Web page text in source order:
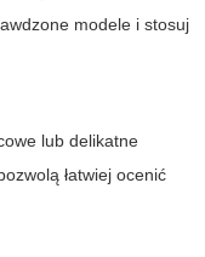
modele i stosuj
lub delikatne
łatwiej ocenić